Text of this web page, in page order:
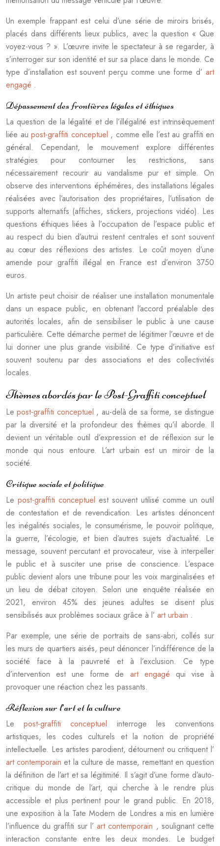
Un exemple frappant est celui d’une série de miroirs brisés,
placés dans différents lieux publics, avec la question « Que
voyez-vous ? ». L’œuvre invite le spectateur à se regarder, à
s’interroger sur son identité et sur sa place dans le monde. Ce
type d’installation est souvent perçu comme une forme d’ art
engagé .
Dépassement des frontières légales et éthiques
La question de la légalité et de l’illégalité est intrinsèquement
liée au post-graffiti conceptuel , comme elle l’est au graffiti en
général. Cependant, le mouvement explore différentes
stratégies pour contourner les restrictions, sans
nécessairement recourir au vandalisme pur et simple. On
observe des interventions éphémères, des installations légales
réalisées avec l’autorisation des propriétaires, l’utilisation de
supports alternatifs (affiches, stickers, projections vidéo). Les
questions éthiques liées à l’occupation de l’espace public et
au respect du bien d’autrui restent centrales et sont souvent
au cœur des réflexions des artistes. Le coût moyen d’une
amende pour graffiti illégal en France est d’environ 3750
euros.
Un artiste peut choisir de réaliser une installation monumentale
dans un espace public, en obtenant l’accord préalable des
autorités locales, afin de sensibiliser le public à une cause
particulière. Cette démarche permet de légitimer l’œuvre et de
lui donner une plus grande visibilité. Ce type d’initiative est
souvent soutenu par des associations et des collectivités
locales.
Thèmes abordés par le Post-Graffiti conceptuel
Lepost-graffiti conceptuel , au-delà de sa forme, se distingue
par la diversité et la profondeur des thèmes qu’il aborde. Il
devient un véritable outil d’expression et de réflexion sur le
monde qui nous entoure. L’art urbain est un miroir de la
société.
Critique sociale et politique
Le post-graffiti conceptuel est souvent utilisé comme un outil
de contestation et de revendication. Les artistes dénoncent
les inégalités sociales, le consumérisme, le pouvoir politique,
la guerre, l’écologie, et bien d’autres sujets d’actualité. Le
message, souvent percutant et provocateur, vise à interpeller
le public et à susciter une prise de conscience. L’espace
public devient alors une tribune pour les voix marginalisées et
un lieu de débat citoyen. Selon une enquête réalisée en
2021, environ 45% des jeunes adultes se disent plus
sensibilisés aux problèmes sociaux grâce à l’ art urbain .
Par exemple, une série de portraits de sans-abri, collés sur
les murs de quartiers aisés, peut dénoncer l’indifférence de la
société face à la pauvreté et à l’exclusion. Ce type
d’intervention est une forme de art engagé qui vise à
provoquer une réaction chez les passants.
Réflexion sur l’art et la culture
Lepost-graffiti conceptuel interroge les conventions
artistiques, les codes culturels et la notion de propriété
intellectuelle. Les artistes parodient, détournent ou critiquent l’
art contemporainet la culture de masse, remettant en question
la définition de l’art et sa légitimité. Il s’agit d’une forme d’auto-
critique du monde de l’art, qui cherche à le rendre plus
accessible et plus pertinent pour le grand public. En 2018,
une exposition à la Tate Modern de Londres a mis en lumière
l’influence du graffiti sur l’art contemporain , soulignant cette
interaction constante entre les deux mondes. Le budget